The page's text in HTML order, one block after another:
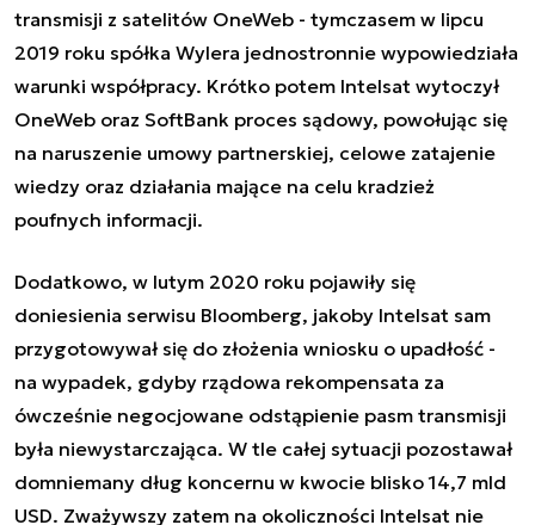
transmisji z satelitów OneWeb - tymczasem w lipcu
2019 roku spółka Wylera jednostronnie wypowiedziała
warunki współpracy. Krótko potem Intelsat wytoczył
OneWeb oraz SoftBank proces sądowy, powołując się
na naruszenie umowy partnerskiej, celowe zatajenie
wiedzy oraz działania mające na celu kradzież
poufnych informacji.
Dodatkowo, w lutym 2020 roku pojawiły się
doniesienia serwisu Bloomberg, jakoby Intelsat sam
przygotowywał się do złożenia wniosku o upadłość -
na wypadek, gdyby rządowa rekompensata za
ówcześnie negocjowane odstąpienie pasm transmisji
była niewystarczająca. W tle całej sytuacji pozostawał
domniemany dług koncernu w kwocie blisko 14,7 mld
USD. Zważywszy zatem na okoliczności Intelsat nie